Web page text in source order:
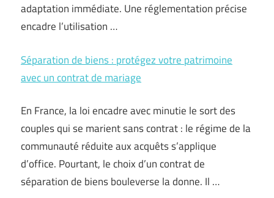
adaptation immédiate. Une réglementation précise
encadre l’utilisation …
Séparation de biens : protégez votre patrimoine
avec un contrat de mariage
En France, la loi encadre avec minutie le sort des
couples qui se marient sans contrat : le régime de la
communauté réduite aux acquêts s’applique
d’office. Pourtant, le choix d’un contrat de
séparation de biens bouleverse la donne. Il …